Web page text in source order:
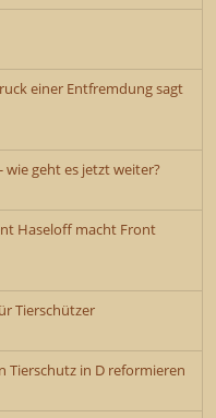
einer Entfremdung sagt
wie geht es jetzt weiter?
Haseloff macht Front
Tierschützer
Tierschutz in D reformieren